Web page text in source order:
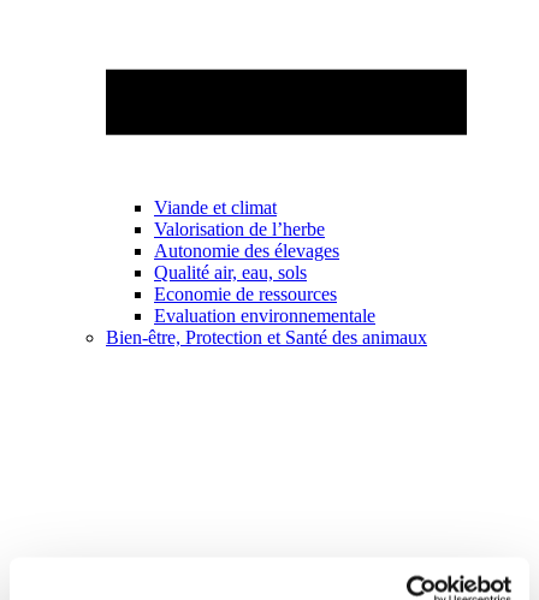
Viande et climat
Valorisation de l’herbe
Autonomie des élevages
Qualité air, eau, sols
Economie de ressources
Evaluation environnementale
Bien-être, Protection et Santé des animaux